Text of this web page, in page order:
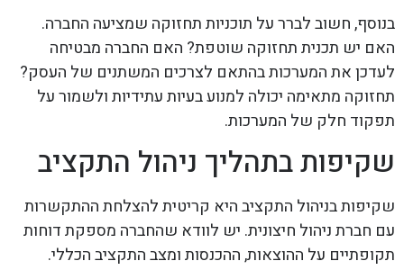
בנוסף, חשוב לברר על תוכניות תחזוקה שמציעה החברה.
האם יש תכנית תחזוקה שוטפת? האם החברה מבטיחה
לעדכן את המערכות בהתאם לצרכים המשתנים של העסק?
תחזוקה מתאימה יכולה למנוע בעיות עתידיות ולשמור על
תפקוד חלק של המערכות.
שקיפות בתהליך ניהול התקציב
שקיפות בניהול התקציב היא קריטית להצלחת ההתקשרות
עם חברת ניהול חיצונית. יש לוודא שהחברה מספקת דוחות
תקופתיים על ההוצאות, ההכנסות ומצב התקציב הכללי.